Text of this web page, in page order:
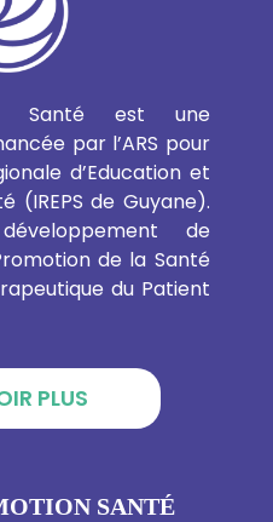
Santé est une
par l’ARS pour
d’Education et
(IREPS de Guyane).
de
de la Santé
du Patient
PLUS
SANTÉ